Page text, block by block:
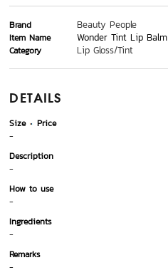
Brand Beauty People
Item Name Wonder Tint Lip Balm
Category Lip Gloss/Tint
DETAILS
Size
Price
-
Description
-
How to use
-
Ingredients
-
Remarks
-